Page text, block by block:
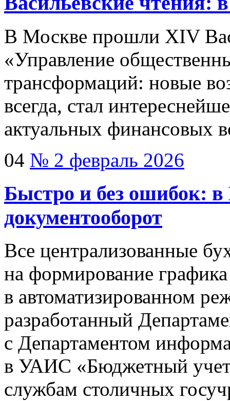
В Москве прошли XIV
«Управление
трансформаций: новые
всегда, стал
актуальных финансовых
04 № 2 февраль 2026
Быстро и без ошибок:
документооборот
Все централизованные
на формирование
в автоматизированном
разработанный
с Департаментом
в УАИС «Бюджетный
службам столичных